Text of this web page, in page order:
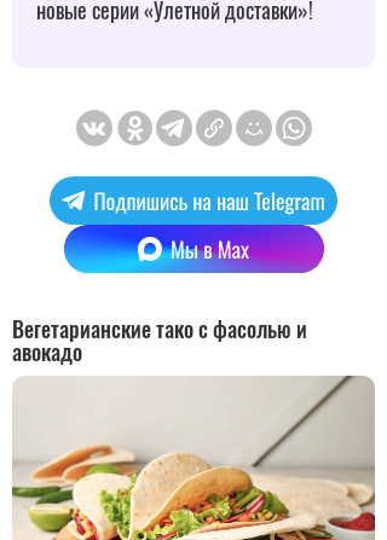
новые серии «Улетной доставки»!